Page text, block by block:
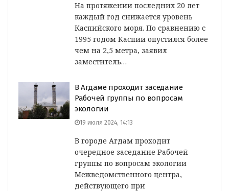
На протяжении последних 20 лет
каждый год снижается уровень
Каспийского моря. По сравнению с
1995 годом Каспий опустился более
чем на 2,5 метра, заявил
заместитель…
В Агдаме проходит заседание
Рабочей группы по вопросам
экологии
19 июля 2024, 14:13
В городе Агдам проходит
очередное заседание Рабочей
группы по вопросам экологии
Межведомственного центра,
действующего при